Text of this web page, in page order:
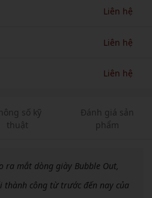
Liên hệ
Liên hệ
Liên hệ
số kỹ
thuật
Đánh giá sản
phẩm
ra mắt dòng giày Bubble Out,
thành công từ trước đến nay của